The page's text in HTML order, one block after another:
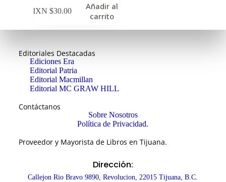
MXN $30.00
Añadir al
carrito
Editoriales Destacadas
Ediciones Era
Editorial Patria
Editorial Macmillan
Editorial MC GRAW HILL
Contáctanos
Sobre Nosotros
Política de Privacidad.
Proveedor y Mayorista de Libros en Tijuana.
Dirección:
Callejon Rio Bravo 9890, Revolucion, 22015 Tijuana, B.C.